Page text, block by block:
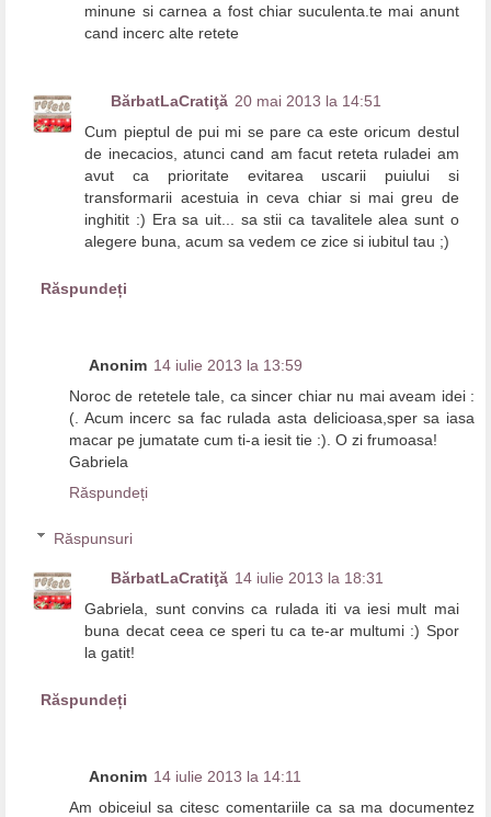
minune si carnea a fost chiar suculenta.te mai anunt
cand incerc alte retete
BărbatLaCratiţă 20 mai 2013 la 14:51
Cum pieptul de pui mi se pare ca este oricum destul
de inecacios, atunci cand am facut reteta ruladei am
avut ca prioritate evitarea uscarii puiului si
transformarii acestuia in ceva chiar si mai greu de
inghitit :) Era sa uit... sa stii ca tavalitele alea sunt o
alegere buna, acum sa vedem ce zice si iubitul tau ;)
Răspundeți
Anonim 14 iulie 2013 la 13:59
Noroc de retetele tale, ca sincer chiar nu mai aveam idei :
(. Acum incerc sa fac rulada asta delicioasa,sper sa iasa
macar pe jumatate cum ti-a iesit tie :). O zi frumoasa!
Gabriela
Răspundeți
Răspunsuri
BărbatLaCratiţă 14 iulie 2013 la 18:31
Gabriela, sunt convins ca rulada iti va iesi mult mai
buna decat ceea ce speri tu ca te-ar multumi :) Spor
la gatit!
Răspundeți
Anonim 14 iulie 2013 la 14:11
Am obiceiul sa citesc comentariile ca sa ma documentez